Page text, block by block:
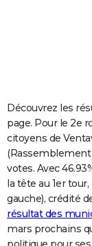
Carte de Noël
Carte Bonne année
Carte Saint-
Carte Pâques
Carte
DICTIONNAIRE
Dictionnaire
Biographies
Citations
Expressions
Proverbes
PROGRAMME TV
COPAINS D'AVANT
S'inscrire
Se connecter
Lycées
Collèges
Primaires
Universités
Entreprises
Service militaire
Avis de recherche
AVIS DE DÉCÈS
FORUM
Découvrez les
page. Pour le 2e
citoyens de
(Rassemblement
votes. Avec
la tête au 1er
gauche), crédité
résultat des
mars prochains